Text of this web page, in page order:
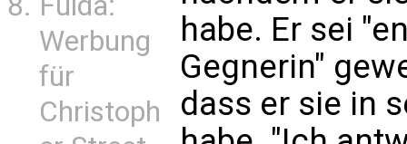
Werbung
für
Christoph
habe. Er sei
Gegnerin"
dass er sie in